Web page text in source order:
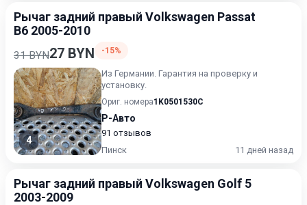
Рычаг задний правый Volkswagen Passat
B6 2005-2010
31 BYN27 BYN -15%
4
Из Германии. Гарантия на проверку и
установку.
Ориг. номера1K0501530C
Р-Авто
91 отзывов
Пинск
11 дней назад
Рычаг задний правый Volkswagen Golf 5
2003-2009